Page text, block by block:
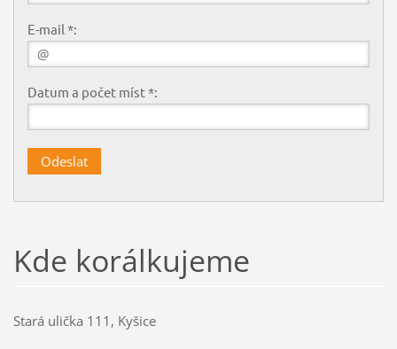
E-mail *:
Datum a počet míst *:
Kde korálkujeme
Stará ulička 111, Kyšice